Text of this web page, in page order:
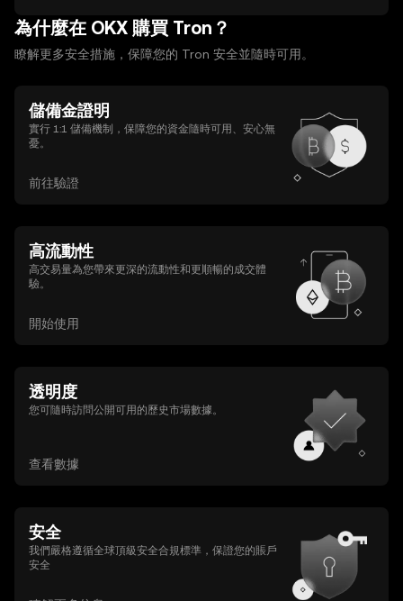
台資產儲備聲明，並使用官方或信任的工具操作。
為什麼在 OKX 購買 Tron？
瞭解更多安全措施，保障您的 Tron 安全並隨時可用。
儲備金證明
實行 1:1 儲備機制，保障您的資金隨時可用、安心無
憂。
前往驗證
高流動性
高交易量為您帶來更深的流動性和更順暢的成交體
驗。
開始使用
透明度
您可隨時訪問公開可用的歷史市場數據。
查看數據
安全
我們嚴格遵循全球頂級安全合規標準，保證您的賬戶
安全